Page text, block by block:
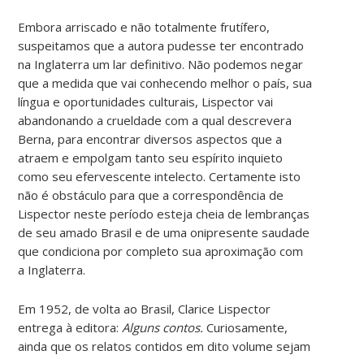
Embora arriscado e não totalmente frutífero,
suspeitamos que a autora pudesse ter encontrado
na Inglaterra um lar definitivo. Não podemos negar
que a medida que vai conhecendo melhor o país, sua
língua e oportunidades culturais, Lispector vai
abandonando a crueldade com a qual descrevera
Berna, para encontrar diversos aspectos que a
atraem e empolgam tanto seu espírito inquieto
como seu efervescente intelecto. Certamente isto
não é obstáculo para que a correspondência de
Lispector neste período esteja cheia de lembranças
de seu amado Brasil e de uma onipresente saudade
que condiciona por completo sua aproximação com
a Inglaterra.
Em 1952, de volta ao Brasil, Clarice Lispector
entrega à editora: Alguns contos.Curiosamente,
ainda que os relatos contidos em dito volume sejam